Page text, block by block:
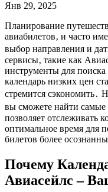
Янв 29, 2025
Планирование путешествия всегда начинается с поиска
авиабилетов‚ и часто
выбор направления и
сервисы‚ такие как
инструменты для
календарь низких цен
стремится сэкономить․
вы сможете найти
позволяет отслеживать
оптимальное время для
билетов более
Почему
Авиасейлс –